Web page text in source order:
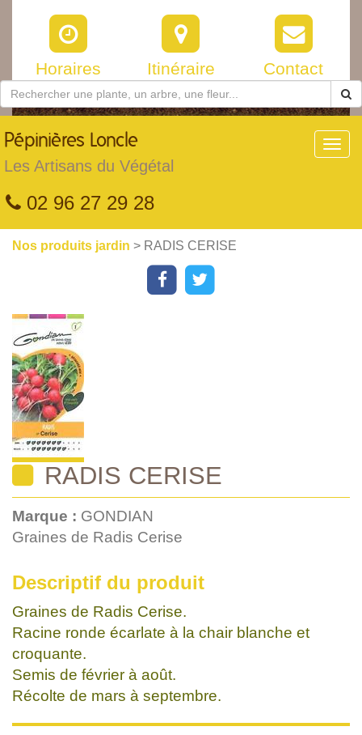
Horaires Itinéraire Contact
Pépinières Loncle
Les Artisans du Végétal
02 96 27 29 28
Nos produits jardin > RADIS CERISE
RADIS CERISE
Marque : GONDIAN
Graines de Radis Cerise
Descriptif du produit
Graines de Radis Cerise.
Racine ronde écarlate à la chair blanche et
croquante.
Semis de février à août.
Récolte de mars à septembre.